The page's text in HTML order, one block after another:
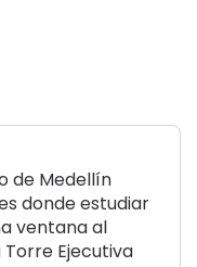
de Medellín
donde estudiar
ventana al
Torre Ejecutiva